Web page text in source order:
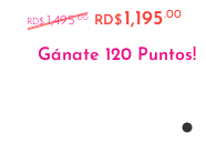
RD$ 1,495.00 El precio
RD$ 1,195.00El
Gánate 120 Puntos!